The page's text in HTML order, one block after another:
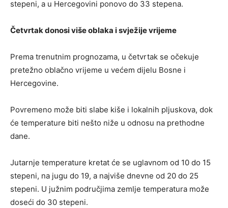
stepeni, a u Hercegovini ponovo do 33 stepena.
Četvrtak donosi više oblaka i svježije vrijeme
Prema trenutnim prognozama, u četvrtak se očekuje
pretežno oblačno vrijeme u većem dijelu Bosne i
Hercegovine.
Povremeno može biti slabe kiše i lokalnih pljuskova, dok
će temperature biti nešto niže u odnosu na prethodne
dane.
Jutarnje temperature kretat će se uglavnom od 10 do 15
stepeni, na jugu do 19, a najviše dnevne od 20 do 25
stepeni. U južnim područjima zemlje temperatura može
doseći do 30 stepeni.